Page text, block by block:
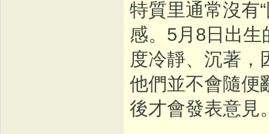
特質里通常沒有
感。5月8日出
度冷靜、沉著，
他們並不會隨便
後才會發表意見